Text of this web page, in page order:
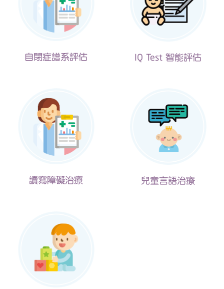
自閉症譜系評估 IQ Test 智能評估
讀寫障礙治療 兒童言語治療